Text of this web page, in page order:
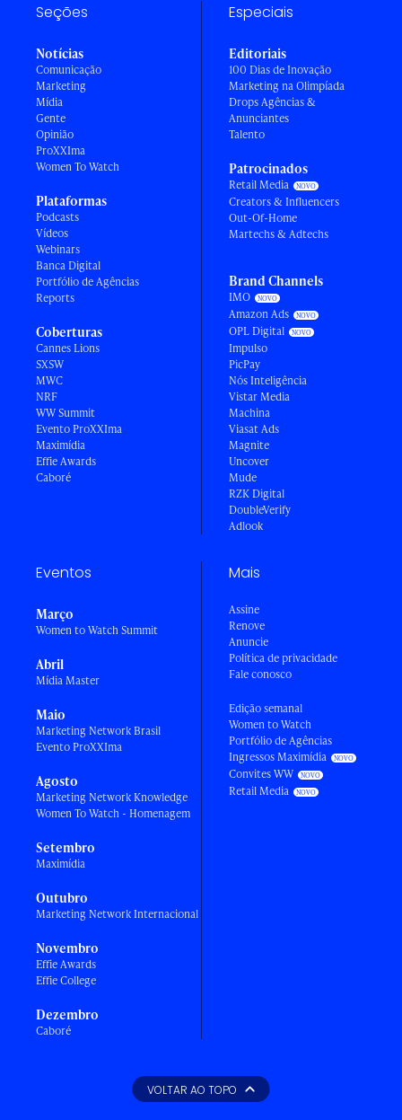
Seções
Notícias
Comunicação
Marketing
Mídia
Gente
Opinião
ProXXIma
Women To Watch
Plataformas
Podcasts
Vídeos
Webinars
Banca Digital
Portfólio de Agências
Reports
Coberturas
Cannes Lions
SXSW
MWC
NRF
WW Summit
Evento ProXXIma
Maximídia
Effie Awards
Caboré
Especiais
Editoriais
100 Dias de Inovação
Marketing na Olimpíada
Drops Agências &
Anunciantes
Talento
Patrocinados
Retail Media
Creators & Influencers
Out-Of-Home
Martechs & Adtechs
Brand Channels
IMO
Amazon Ads
OPL Digital
Impulso
PicPay
Nós Inteligência
Vistar Media
Machina
Viasat Ads
Magnite
Uncover
Mude
RZK Digital
DoubleVerify
Adlook
Eventos
Março
Women to Watch Summit
Abril
Mídia Master
Maio
Marketing Network Brasil
Evento ProXXIma
Agosto
Marketing Network Knowledge
Women To Watch - Homenagem
Setembro
Maximídia
Outubro
Marketing Network Internacional
Novembro
Effie Awards
Effie College
Dezembro
Caboré
Mais
Assine
Renove
Anuncie
Política de privacidade
Fale conosco
Edição semanal
Women to Watch
Portfólio de Agências
Ingressos Maximídia
Convites WW
Retail Media
VOLTAR AO TOPO